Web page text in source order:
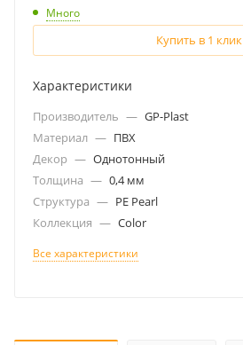
Много
Купить в 1 клик
Характеристики
Производитель — GP-Plast
Материал — ПВХ
Декор — Однотонный
Толщина — 0,4 мм
Структура — PE Pearl
Коллекция — Color
Все характеристики